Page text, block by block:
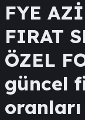
FYE
FIRAT
ÖZEL
güncel